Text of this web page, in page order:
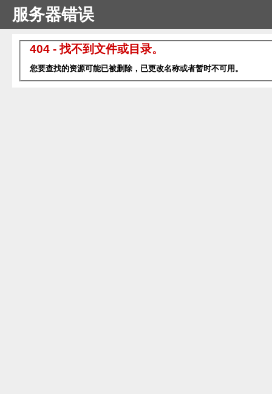
服务器错误
404 - 找不到文件或目录。
您要查找的资源可能已被删除，已更改名称或者暂时不可用。